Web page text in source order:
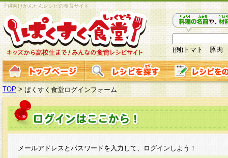
子供向けかんたんレシピの食育サイト
(例)トマト 豚肉
TOP > ぱくすく食堂ログインフォーム
メールアドレスとパスワードを入力して、ログインしよう！